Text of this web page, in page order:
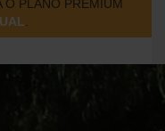
O PLANO PREMIUM